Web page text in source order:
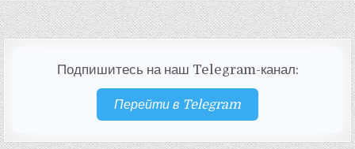
Подпишитесь на наш Telegram-канал:
Перейти в Telegram